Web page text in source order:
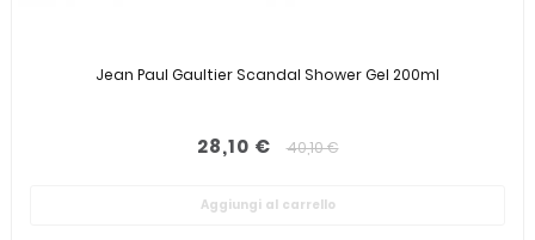
Jean Paul Gaultier Scandal Shower Gel 200ml
28,10 € 40,10 €
Aggiungi al carrello